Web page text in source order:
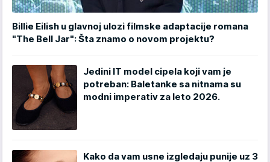
Billie Eilish u glavnoj ulozi filmske adaptacije romana
"The Bell Jar": Šta znamo o novom projektu?
Jedini IT model cipela koji vam je
potreban: Baletanke sa nitnama su
modni imperativ za leto 2026.
Kako da vam usne izgledaju punije uz 3